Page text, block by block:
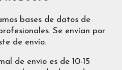
enEspaña ,Alicante
filtros.
el cliente
bases de datos de
Se envían por
de envío.
de envío es de 10-15